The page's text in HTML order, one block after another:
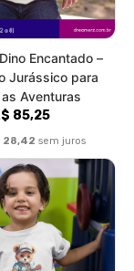
Aventuras
85,25
28,42sem juros